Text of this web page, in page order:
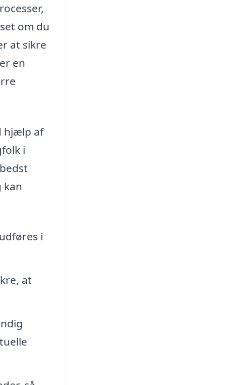
om du
at sikre
en
hjælp af
i
kan
i
at